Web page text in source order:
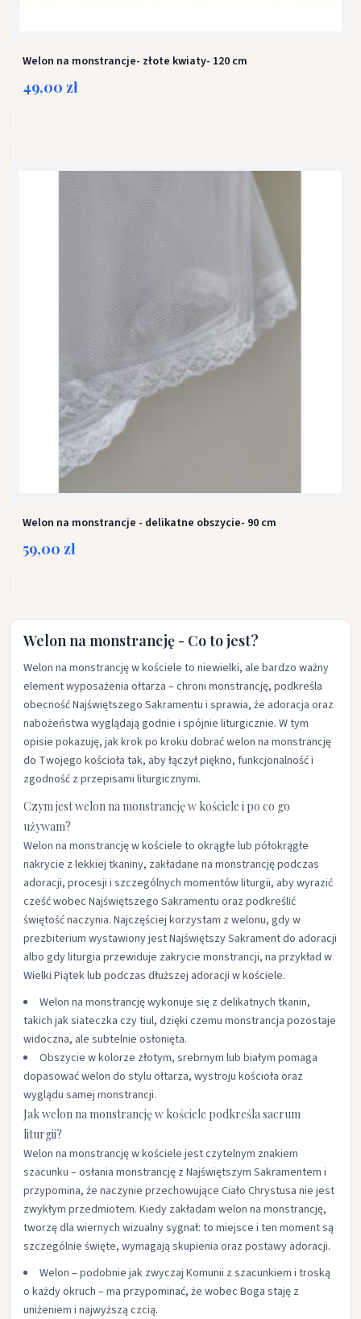
Welon na monstrancje- złote kwiaty- 120 cm
49,00 zł
Welon na monstrancje - delikatne obszycie- 90 cm
59,00 zł
Welon na monstrancję - Co to jest?
Welon na monstrancję w kościele to niewielki, ale bardzo ważny
element wyposażenia ołtarza – chroni monstrancję, podkreśla
obecność Najświętszego Sakramentu i sprawia, że adoracja oraz
nabożeństwa wyglądają godnie i spójnie liturgicznie. W tym
opisie pokazuję, jak krok po kroku dobrać welon na monstrancję
do Twojego kościoła tak, aby łączył piękno, funkcjonalność i
zgodność z przepisami liturgicznymi.​
Czym jest welon na monstrancję w kościele i po co go
używam?
Welon na monstrancję w kościele to okrągłe lub półokrągłe
nakrycie z lekkiej tkaniny, zakładane na monstrancję podczas
adoracji, procesji i szczególnych momentów liturgii, aby wyrazić
cześć wobec Najświętszego Sakramentu oraz podkreślić
świętość naczynia. Najczęściej korzystam z welonu, gdy w
prezbiterium wystawiony jest Najświętszy Sakrament do adoracji
albo gdy liturgia przewiduje zakrycie monstrancji, na przykład w
Wielki Piątek lub podczas dłuższej adoracji w kościele.​
Welon na monstrancję wykonuje się z delikatnych tkanin,
takich jak siateczka czy tiul, dzięki czemu monstrancja pozostaje
widoczna, ale subtelnie osłonięta.​
Obszycie w kolorze złotym, srebrnym lub białym pomaga
dopasować welon do stylu ołtarza, wystroju kościoła oraz
wyglądu samej monstrancji.​
Jak welon na monstrancję w kościele podkreśla sacrum
liturgii?
Welon na monstrancję w kościele jest czytelnym znakiem
szacunku – osłania monstrancję z Najświętszym Sakramentem i
przypomina, że naczynie przechowujące Ciało Chrystusa nie jest
zwykłym przedmiotem. Kiedy zakładam welon na monstrancję,
tworzę dla wiernych wizualny sygnał: to miejsce i ten moment są
szczególnie święte, wymagają skupienia oraz postawy adoracji.​
Welon – podobnie jak zwyczaj Komunii z szacunkiem i troską
o każdy okruch – ma przypominać, że wobec Boga staję z
uniżeniem i najwyższą czcią.​